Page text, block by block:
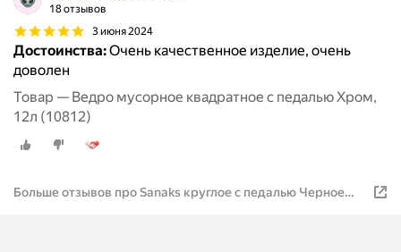
18 отзывов
3 июня 2024
Достоинства:Очень качественное изделие, очень
доволен
Товар — Ведро мусорное квадратное с педалью Хром,
12л (10812)
Больше отзывов про Sanaks круглое с педалью Черное